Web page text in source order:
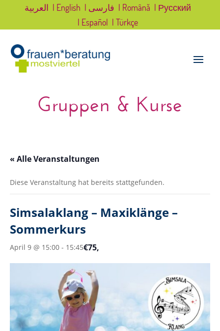
العربية | English | فارسی | Română | Русский
| Español | Türkçe
Gruppen & Kurse
« Alle Veranstaltungen
Diese Veranstaltung hat bereits stattgefunden.
Simsalaklang – Maxiklänge –
Sommerkurs
April 9 @ 15:00 - 15:45€75,